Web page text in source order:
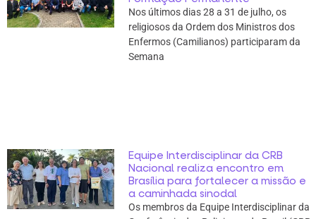
Nos últimos dias 28 a 31 de julho, os
religiosos da Ordem dos Ministros dos
Enfermos (Camilianos) participaram da
Semana
Equipe Interdisciplinar da CRB
Nacional realiza encontro em
Brasília para fortalecer a missão e
a caminhada sinodal
Os membros da Equipe Interdisciplinar da